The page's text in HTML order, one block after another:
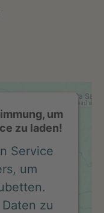
um
zu laden!
Service
um
zu